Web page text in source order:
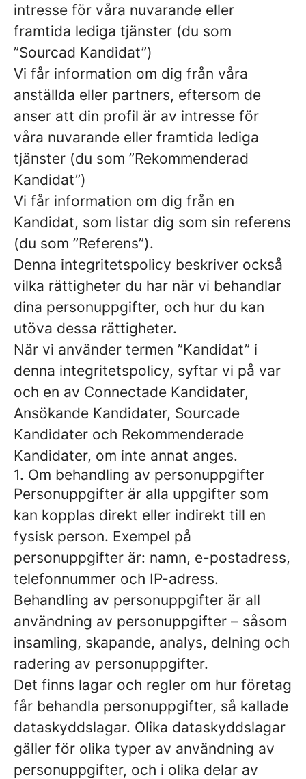
intresse för våra nuvarande eller
framtida lediga tjänster (du som
”Sourcad Kandidat”)
Vi får information om dig från våra
anställda eller partners, eftersom de
anser att din profil är av intresse för
våra nuvarande eller framtida lediga
tjänster (du som ”Rekommenderad
Kandidat”)
Vi får information om dig från en
Kandidat, som listar dig som sin referens
(du som ”Referens”).
Denna integritetspolicy beskriver också
vilka rättigheter du har när vi behandlar
dina personuppgifter, och hur du kan
utöva dessa rättigheter.
När vi använder termen ”Kandidat” i
denna integritetspolicy, syftar vi på var
och en av Connectade Kandidater,
Ansökande Kandidater, Sourcade
Kandidater och Rekommenderade
Kandidater, om inte annat anges.
1. Om behandling av personuppgifter
Personuppgifter är alla uppgifter som
kan kopplas direkt eller indirekt till en
fysisk person. Exempel på
personuppgifter är: namn, e-postadress,
telefonnummer och IP-adress.
Behandling av personuppgifter är all
användning av personuppgifter – såsom
insamling, skapande, analys, delning och
radering av personuppgifter.
Det finns lagar och regler om hur företag
får behandla personuppgifter, så kallade
dataskyddslagar. Olika dataskyddslagar
gäller för olika typer av användning av
personuppgifter, och i olika delar av